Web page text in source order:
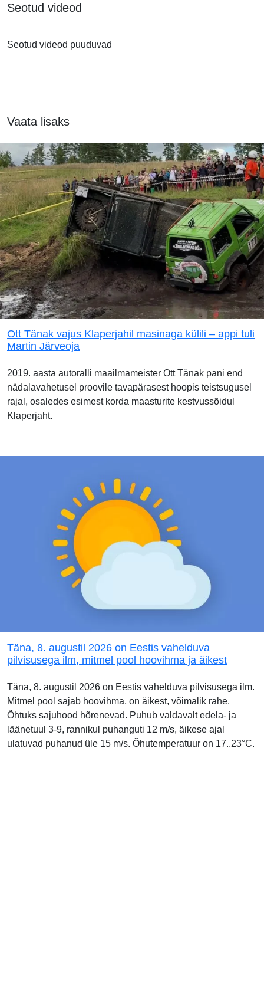
Seotud videod
Seotud videod puuduvad
Vaata lisaks
Ott Tänak vajus Klaperjahil masinaga külili – appi tuli
Martin Järveoja
2019. aasta autoralli maailmameister Ott Tänak pani end
nädalavahetusel proovile tavapärasest hoopis teistsugusel
rajal, osaledes esimest korda maasturite kestvussõidul
Klaperjaht.
Täna, 8. augustil 2026 on Eestis vahelduva
pilvisusega ilm, mitmel pool hoovihma ja äikest
Täna, 8. augustil 2026 on Eestis vahelduva pilvisusega ilm.
Mitmel pool sajab hoovihma, on äikest, võimalik rahe.
Õhtuks sajuhood hõrenevad. Puhub valdavalt edela- ja
läänetuul 3-9, rannikul puhanguti 12 m/s, äikese ajal
ulatuvad puhanud üle 15 m/s. Õhutemperatuur on 17..23°C.